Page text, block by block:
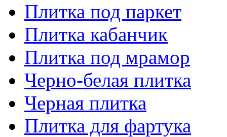
Плитка под паркет
Плитка кабанчик
Плитка под мрамор
Черно-белая плитка
Черная плитка
Плитка для фартука